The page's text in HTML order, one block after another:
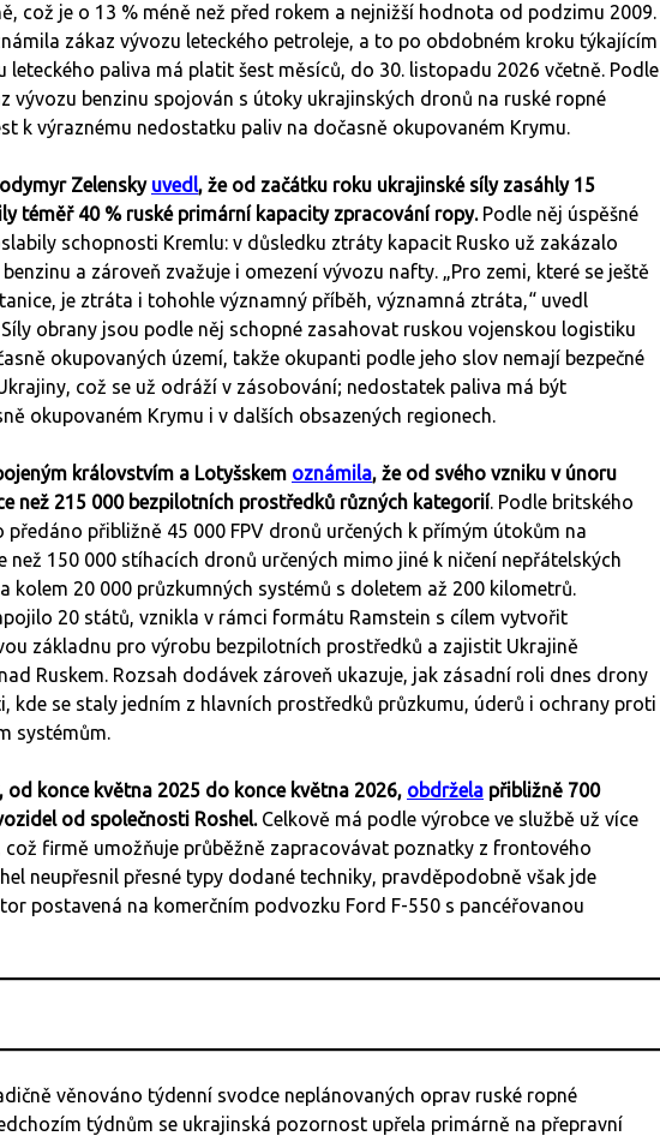
což je o 13 % méně než před rokem a nejnižší hodnota od podzimu 2009.
zákaz vývozu leteckého petroleje, a to po obdobném kroku týkajícím
leteckého paliva má platit šest měsíců, do 30. listopadu 2026 včetně. Podle
vývozu benzinu spojován s útoky ukrajinských dronů na ruské ropné
k výraznému nedostatku paliv na dočasně okupovaném Krymu.
Zelensky uvedl, že od začátku roku ukrajinské síly zasáhly 15
téměř 40 % ruské primární kapacity zpracování ropy. Podle něj úspěšné
schopnosti Kremlu: v důsledku ztráty kapacit Rusko už zakázalo
a zároveň zvažuje i omezení vývozu nafty. „Pro zemi, které se ještě
je ztráta i tohohle významný příběh, významná ztráta,“ uvedl
obrany jsou podle něj schopné zasahovat ruskou vojenskou logistiku
okupovaných území, takže okupanti podle jeho slov nemají bezpečné
což se už odráží v zásobování; nedostatek paliva má být
okupovaném Krymu i v dalších obsazených regionech.
královstvím a Lotyšskem oznámila, že od svého vzniku v únoru
než 215 000 bezpilotních prostředků různých kategorií. Podle britského
přibližně 45 000 FPV dronů určených k přímým útokům na
než 150 000 stíhacích dronů určených mimo jiné k ničení nepřátelských
kolem 20 000 průzkumných systémů s doletem až 200 kilometrů.
20 států, vznikla v rámci formátu Ramstein s cílem vytvořit
základnu pro výrobu bezpilotních prostředků a zajistit Ukrajině
Ruskem. Rozsah dodávek zároveň ukazuje, jak zásadní roli dnes drony
kde se staly jedním z hlavních prostředků průzkumu, úderů i ochrany proti
systémům.
od konce května 2025 do konce května 2026, obdržela přibližně 700
od společnosti Roshel.Celkově má podle výrobce ve službě už více
což firmě umožňuje průběžně zapracovávat poznatky z frontového
neupřesnil přesné typy dodané techniky, pravděpodobně však jde
postavená na komerčním podvozku Ford F-550 s pancéřovanou
věnováno týdenní svodce neplánovaných oprav ruské ropné
týdnům se ukrajinská pozornost upřela primárně na přepravní